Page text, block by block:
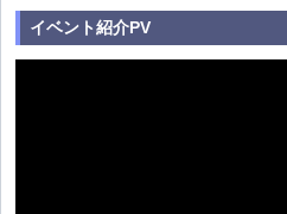
イベント紹介PV